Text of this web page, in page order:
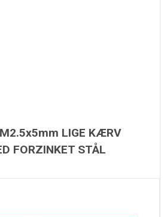
LIGE KÆRV
FORZINKET STÅL